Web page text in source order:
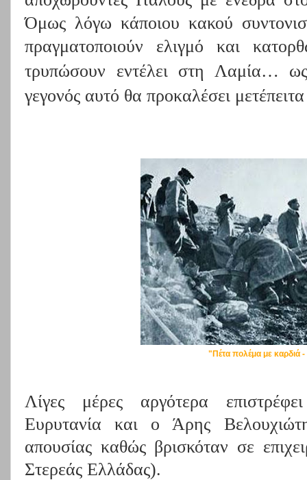
Όμως λόγω κάποιου κακού
πραγματοποιούν ελιγμό και
τρυπώσουν εντέλει στη Λαμία…
γεγονός αυτό θα προκαλέσει
"Πέτα πολέμα με
Λίγες μέρες αργότερα
Ευρυτανία και ο Άρης
απουσίας καθώς βρισκόταν σε
Στερεάς Ελλάδας).